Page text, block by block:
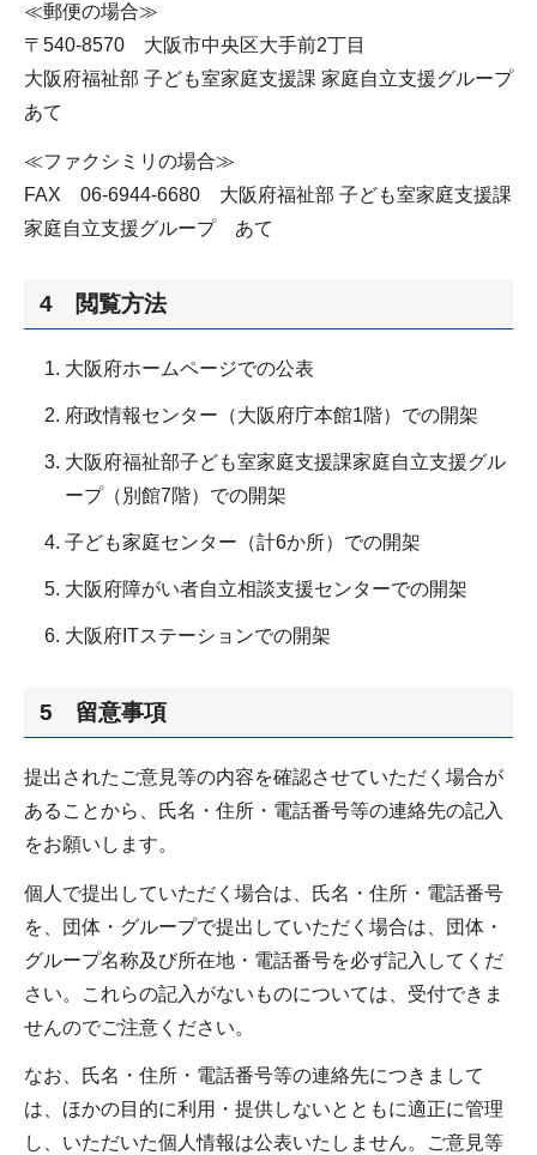
≪郵便の場合≫
〒540-8570 大阪市中央区大手前2丁目
大阪府福祉部 子ども室家庭支援課 家庭自立支援グループ
あて
≪ファクシミリの場合≫
FAX 06-6944-6680 大阪府福祉部 子ども室家庭支援課
家庭自立支援グループ あて
4 閲覧方法
大阪府ホームページでの公表
府政情報センター（大阪府庁本館1階）での開架
大阪府福祉部子ども室家庭支援課家庭自立支援グル
ープ（別館7階）での開架
子ども家庭センター（計6か所）での開架
大阪府障がい者自立相談支援センターでの開架
大阪府ITステーションでの開架
5 留意事項
提出されたご意見等の内容を確認させていただく場合が
あることから、氏名・住所・電話番号等の連絡先の記入
をお願いします。
個人で提出していただく場合は、氏名・住所・電話番号
を、団体・グループで提出していただく場合は、団体・
グループ名称及び所在地・電話番号を必ず記入してくだ
さい。これらの記入がないものについては、受付できま
せんのでご注意ください。
なお、氏名・住所・電話番号等の連絡先につきまして
は、ほかの目的に利用・提供しないとともに適正に管理
し、いただいた個人情報は公表いたしません。ご意見等